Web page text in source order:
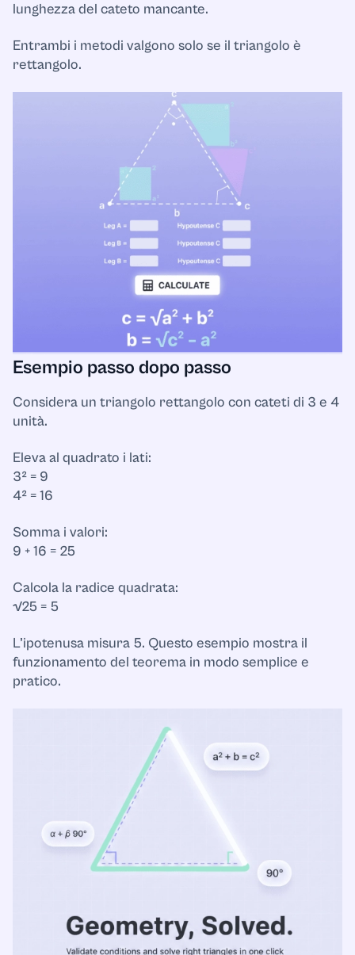
lunghezza del cateto mancante.
Entrambi i metodi valgono solo se il triangolo è
rettangolo.
Esempio passo dopo passo
Considera un triangolo rettangolo con cateti di 3 e 4
unità.
Eleva al quadrato i lati:
3² = 9
4² = 16
Somma i valori:
9 + 16 = 25
Calcola la radice quadrata:
√25 = 5
L’ipotenusa misura 5. Questo esempio mostra il
funzionamento del teorema in modo semplice e
pratico.